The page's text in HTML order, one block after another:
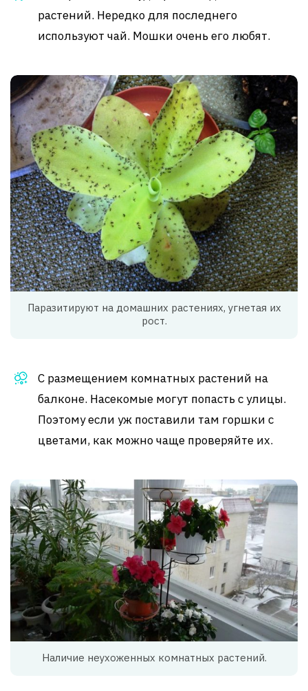
растений. Нередко для последнего
используют чай. Мошки очень его любят.
Паразитируют на домашних растениях, угнетая их
рост.
С размещением комнатных растений на
балконе. Насекомые могут попасть с улицы.
Поэтому если уж поставили там горшки с
цветами, как можно чаще проверяйте их.
Наличие неухоженных комнатных растений.